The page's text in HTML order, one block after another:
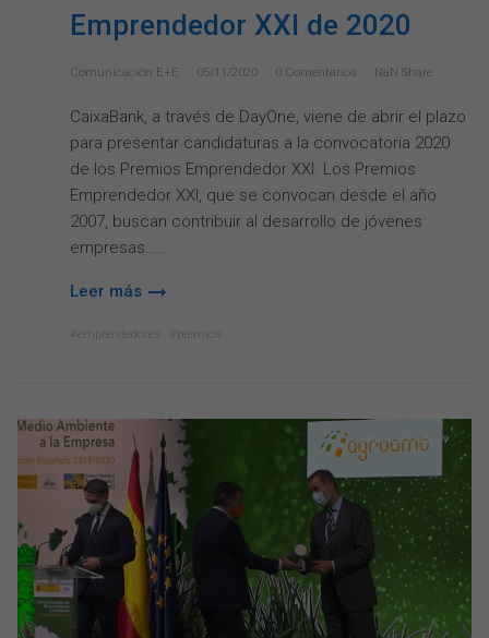
Emprendedor XXI de 2020
Comunicación E+e 05/11/2020 0 Comentarios NaN Share
CaixaBank, a través de DayOne, viene de abrir el plazo
para presentar candidaturas a la convocatoria 2020
de los Premios Emprendedor XXI. Los Premios
Emprendedor XXI, que se convocan desde el año
2007, buscan contribuir al desarrollo de jóvenes
empresas...
Leer más
emprendedores premios